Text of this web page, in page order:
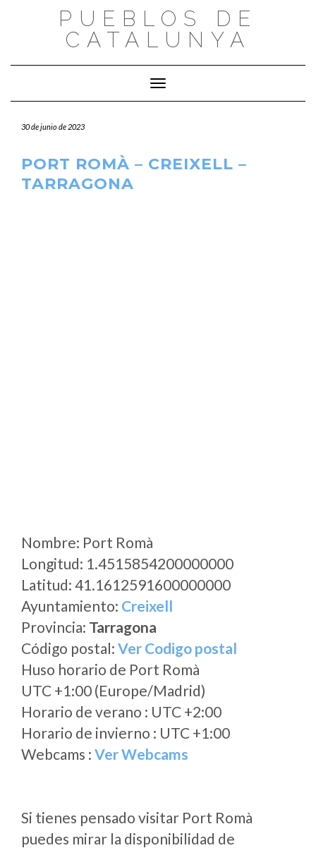
PUEBLOS DE
CATALUNYA
Cambiar modo de navegación
30 de junio de 2023
PORT ROMÀ – CREIXELL –
TARRAGONA
Nombre: Port Romà
Longitud: 1.4515854200000000
Latitud: 41.1612591600000000
Ayuntamiento: Creixell
Provincia: Tarragona
Código postal: Ver Codigo postal
Huso horario de Port Romà
UTC +1:00 (Europe/Madrid)
Horario de verano : UTC +2:00
Horario de invierno : UTC +1:00
Webcams : Ver Webcams
Si tienes pensado visitar Port Romà
puedes mirar la disponibilidad de